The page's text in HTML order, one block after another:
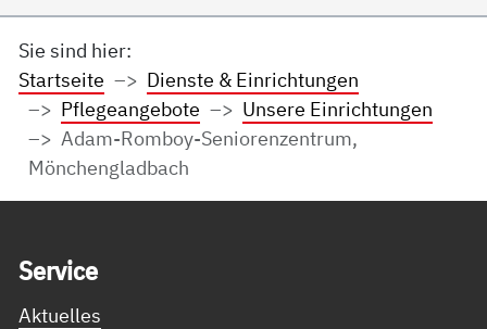
Sie sind hier:
Startseite
Dienste & Einrichtungen
Pflegeangebote
Unsere Einrichtungen
Adam-Romboy-Seniorenzentrum,
Mönchengladbach
Ser­vice
Aktuelles